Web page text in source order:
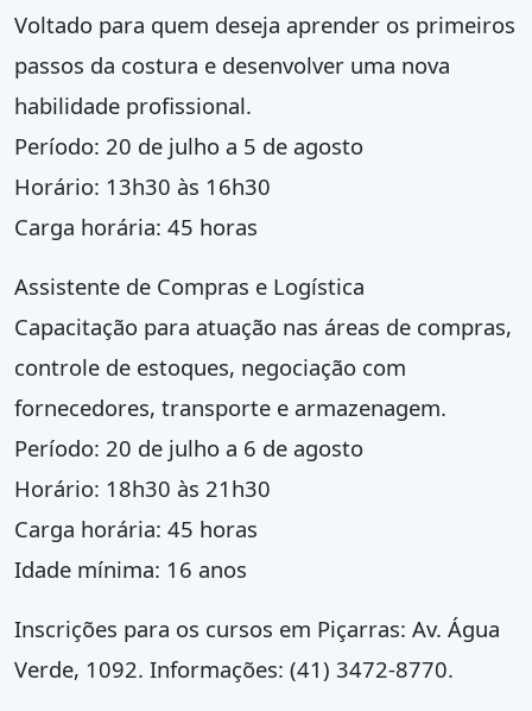
Voltado para quem deseja aprender os primeiros
passos da costura e desenvolver uma nova
habilidade profissional.
Período: 20 de julho a 5 de agosto
Horário: 13h30 às 16h30
Carga horária: 45 horas
Assistente de Compras e Logística
Capacitação para atuação nas áreas de compras,
controle de estoques, negociação com
fornecedores, transporte e armazenagem.
Período: 20 de julho a 6 de agosto
Horário: 18h30 às 21h30
Carga horária: 45 horas
Idade mínima: 16 anos
Inscrições para os cursos em Piçarras: Av. Água
Verde, 1092. Informações: (41) 3472-8770.